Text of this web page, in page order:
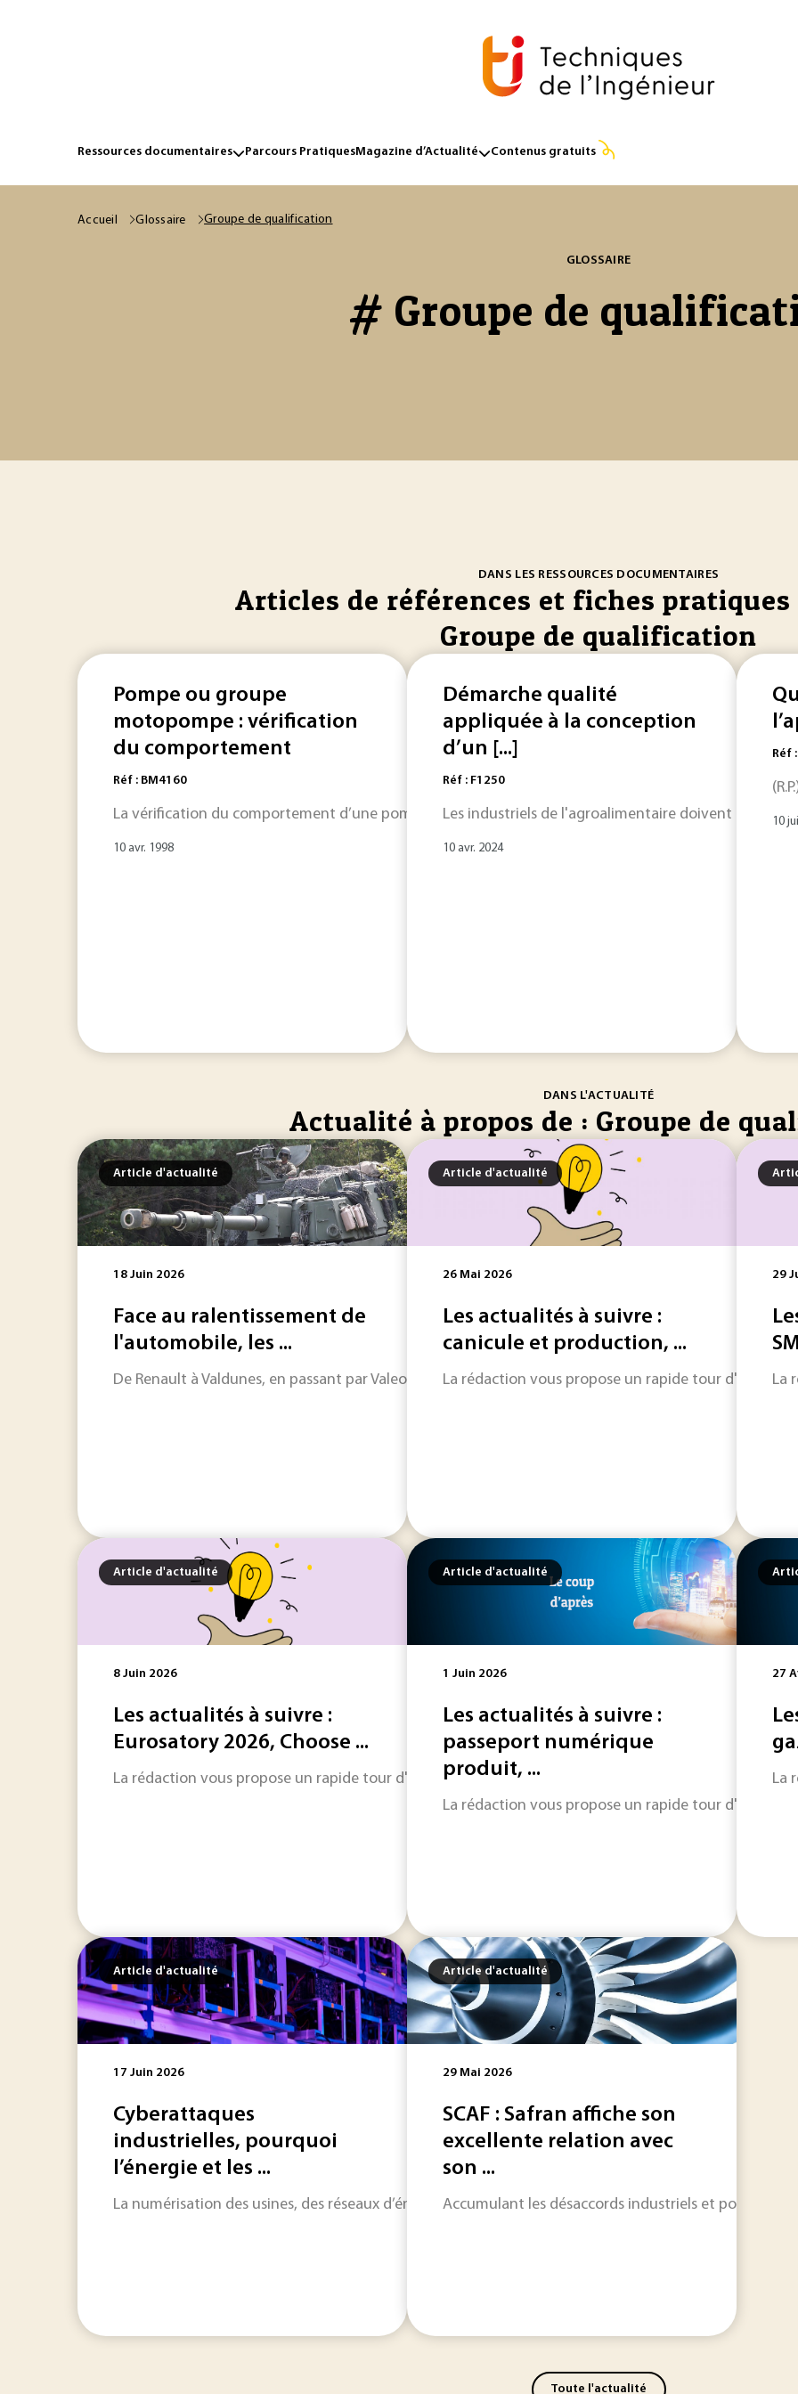
Ressources documentaires Parcours PratiquesMagazine d’Actualité Contenus gratuits
Accueil Glossaire Groupe de qualification
GLOSSAIRE
# Groupe de
DANS LES RESSOURCES DOCUMENTAIRES
Articles de références et fiches pratiques
Groupe de qualification
Pompe ou groupe
motopompe : vérification
du comportement
Réf : BM4160
La vérification du comportement d’une pompe ou d’ungroupe motopompe peut correspondre...
10 avr. 1998
Démarche qualité
appliquée à la conception
d’un [...]
Réf : F1250
Les industriels de l'agroalimentaire doivent traiter
10 avr. 2024
Réf
10
DANS L'ACTUALITÉ
Actualité à propos de : Groupe de
Article d'actualité
18 Juin 2026
Face au ralentissement de
l'automobile, les ...
De Renault à Valdunes, en passant par Valeo, Walor Bordeaux ou SKF, plusieurs industriels engagés
Article d'actualité
26 Mai 2026
Les actualités à suivre :
canicule et production, ...
La rédaction vous propose un rapide tour
29
La
Article d'actualité
8 Juin 2026
Les actualités à suivre :
Eurosatory 2026, Choose ...
La rédaction vous propose un rapide tour d'horizon sur les informations qui feront l'actualité
Article d'actualité
1 Juin 2026
Les actualités à suivre :
passeport numérique
produit, ...
La rédaction vous propose un rapide tour
27
La
Article d'actualité
17 Juin 2026
Cyberattaques
industrielles, pourquoi
l’énergie et les ...
La numérisation des usines, des réseaux d’énergie et des infrastructures critiques a fait entrer la
Article d'actualité
29 Mai 2026
SCAF : Safran affiche son
excellente relation avec
son ...
Accumulant les désaccords industriels et politiques,
Toute l'actualité